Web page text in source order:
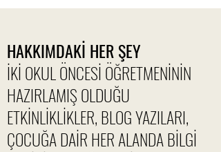
HAKKIMDAKİ HER ŞEY
İKİ OKUL ÖNCESİ ÖĞRETMENİNİN
HAZIRLAMIŞ OLDUĞU
ETKİNLİKLİKLER, BLOG YAZILARI,
ÇOCUĞA DAİR HER ALANDA BİLGİ